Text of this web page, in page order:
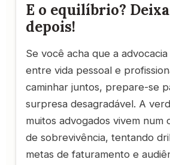
E o equilíbrio?
depois!
Se você acha que a
entre vida pessoal e
caminhar juntos, prepare-se
surpresa desagradável. A
muitos advogados vivem num
de sobrevivência, tentando
metas de faturamento e